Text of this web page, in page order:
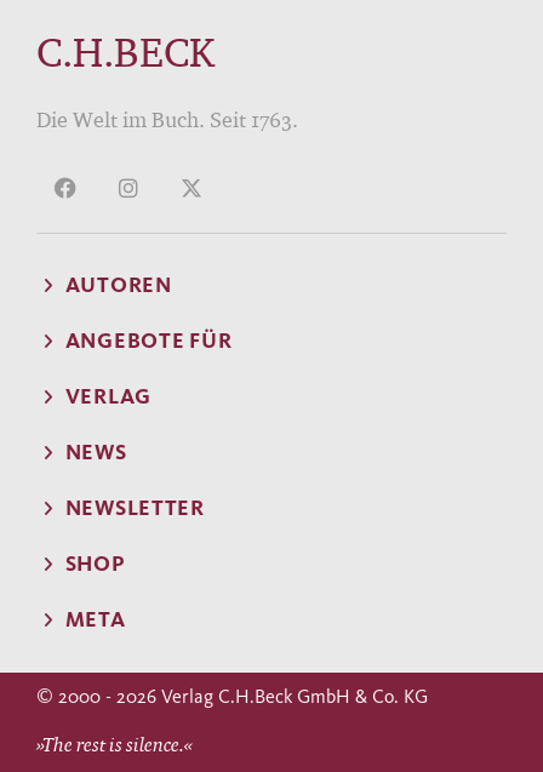
C.H.BECK
Die Welt im Buch. Seit 1763.
AUTOREN
ANGEBOTE FÜR
VERLAG
NEWS
NEWSLETTER
SHOP
META
© 2000 - 2026 Verlag C.H.Beck GmbH & Co. KG
»The rest is silence.«